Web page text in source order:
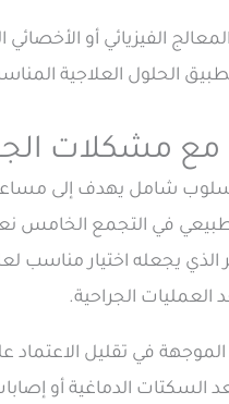
الفيزيائي أو الأخصائي
الحلول العلاجية
مع مشكلات
شامل يهدف إلى
طبيعي في التجمع الخامس
الذي يجعله اختيار مناسب
العمليات الجراحية.
في تقليل
السكتات الدماغية أو